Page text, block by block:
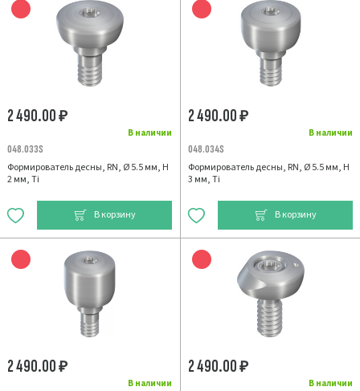
В наличии
2 490.00₽
048.033S
Формирователь десны, RN, Ø 5.5 мм, H
2 мм, Ti
В корзину
В наличии
2 490.00₽
048.034S
Формирователь десны, RN, Ø 5.5 мм, H
3 мм, Ti
В корзину
В наличии
2 490.00₽
В наличии
2 490.00₽